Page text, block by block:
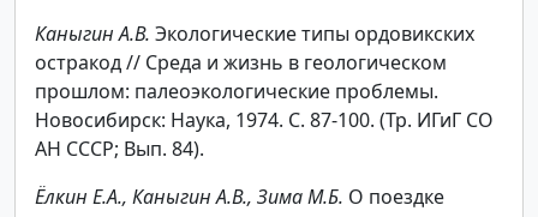
Каныгин А.В. Экологические типы ордовикских
остракод // Среда и жизнь в геологическом
прошлом: палеоэкологические проблемы.
Новосибирск: Наука, 1974. С. 87-100. (Тр. ИГиГ СО
АН СССР; Вып. 84).
Ёлкин Е.А., Каныгин А.В., Зима М.Б. О поездке